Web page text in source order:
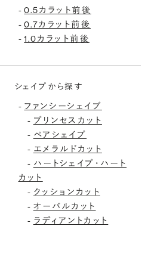
-0.5カラット前後
-0.7カラット前後
-1.0カラット前後
シェイプから探す
- ファンシーシェイプ
- プリンセスカット
- ペアシェイプ
- エメラルドカット
- ハートシェイプ・ハート
カット
- クッションカット
- オーバルカット
- ラディアントカット